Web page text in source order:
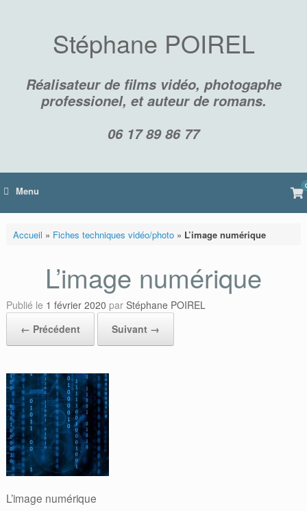
Stéphane POIREL
Réalisateur de films vidéo, photogaphe
professionel, et auteur de romans.
06 17 89 86 77
Menu 0
Accueil » Fiches techniques vidéo/photo» L’image numérique
L’image numérique
Publié le 1 février 2020 par Stéphane POIREL
← Précédent
Suivant →
L’image numérique